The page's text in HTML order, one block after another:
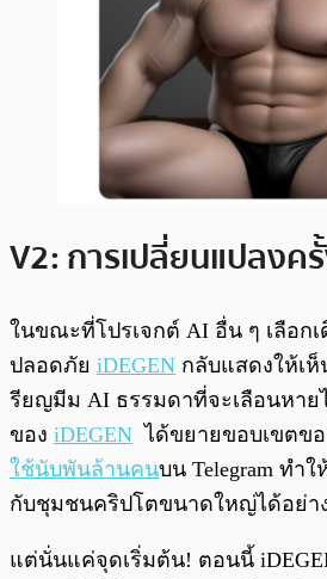
V2: การเปลี่ยนแปลงค
ในขณะที่โปรเจกต์ AI อื่น ๆ เลือก
ปลอดภัย iDEGEN กลับแสดงให้เ
รียญมีม AI ธรรมดาที่จะเลือนหาย
ของ iDEGEN ได้ขยายขอบเขตขอ
ใช้นับพันล้านคนบน Telegram ทำ
กับชุมชนคริปโตขนาดใหญ่ได้อย่า
แต่นั่นแค่จุดเริ่มต้น! ตอนนี้